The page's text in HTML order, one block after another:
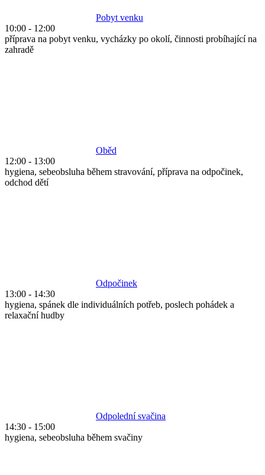
Pobyt venku
10:00 - 12:00
příprava na pobyt venku, vycházky po okolí, činnosti probíhající na
zahradě
Oběd
12:00 - 13:00
hygiena, sebeobsluha během stravování, příprava na odpočinek,
odchod dětí
Odpočinek
13:00 - 14:30
hygiena, spánek dle individuálních potřeb, poslech pohádek a
relaxační hudby
Odpolední svačina
14:30 - 15:00
hygiena, sebeobsluha během svačiny